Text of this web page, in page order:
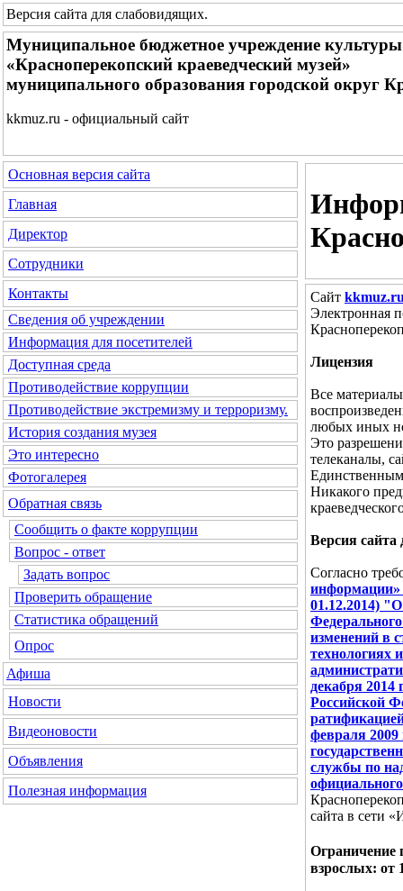
Версия сайта для слабовидящих.
Муниципальное бюджетное учреждение культуры
«Красноперекопский краеведческий музей»
муниципального образования городской округ
kkmuz.ru - официальный сайт
Основная версия сайта
Главная
Директор
Сотрудники
Контакты
Сведения об учреждении
Информация для посетителей
Доступная среда
Противодействие коррупции
Противодействие экстремизму и терроризму.
История создания музея
Это интересно
Фотогалерея
Обратная связь
Сообщить о факте коррупции
Вопрос - ответ
Задать вопрос
Проверить обращение
Статистика обращений
Опрос
Афиша
Новости
Видеоновости
Объявления
Полезная информация
Сайт
Электронная
Лицензия
Все
любых иных
Это
телеканалы,
Единственным
Никакого
Версия
Согласно
информации»
01.12.2014)
изменений в
технологиях
декабря
Российской
февраля 2009
службы по
сайта в сети
Ограничение
взрослых: от